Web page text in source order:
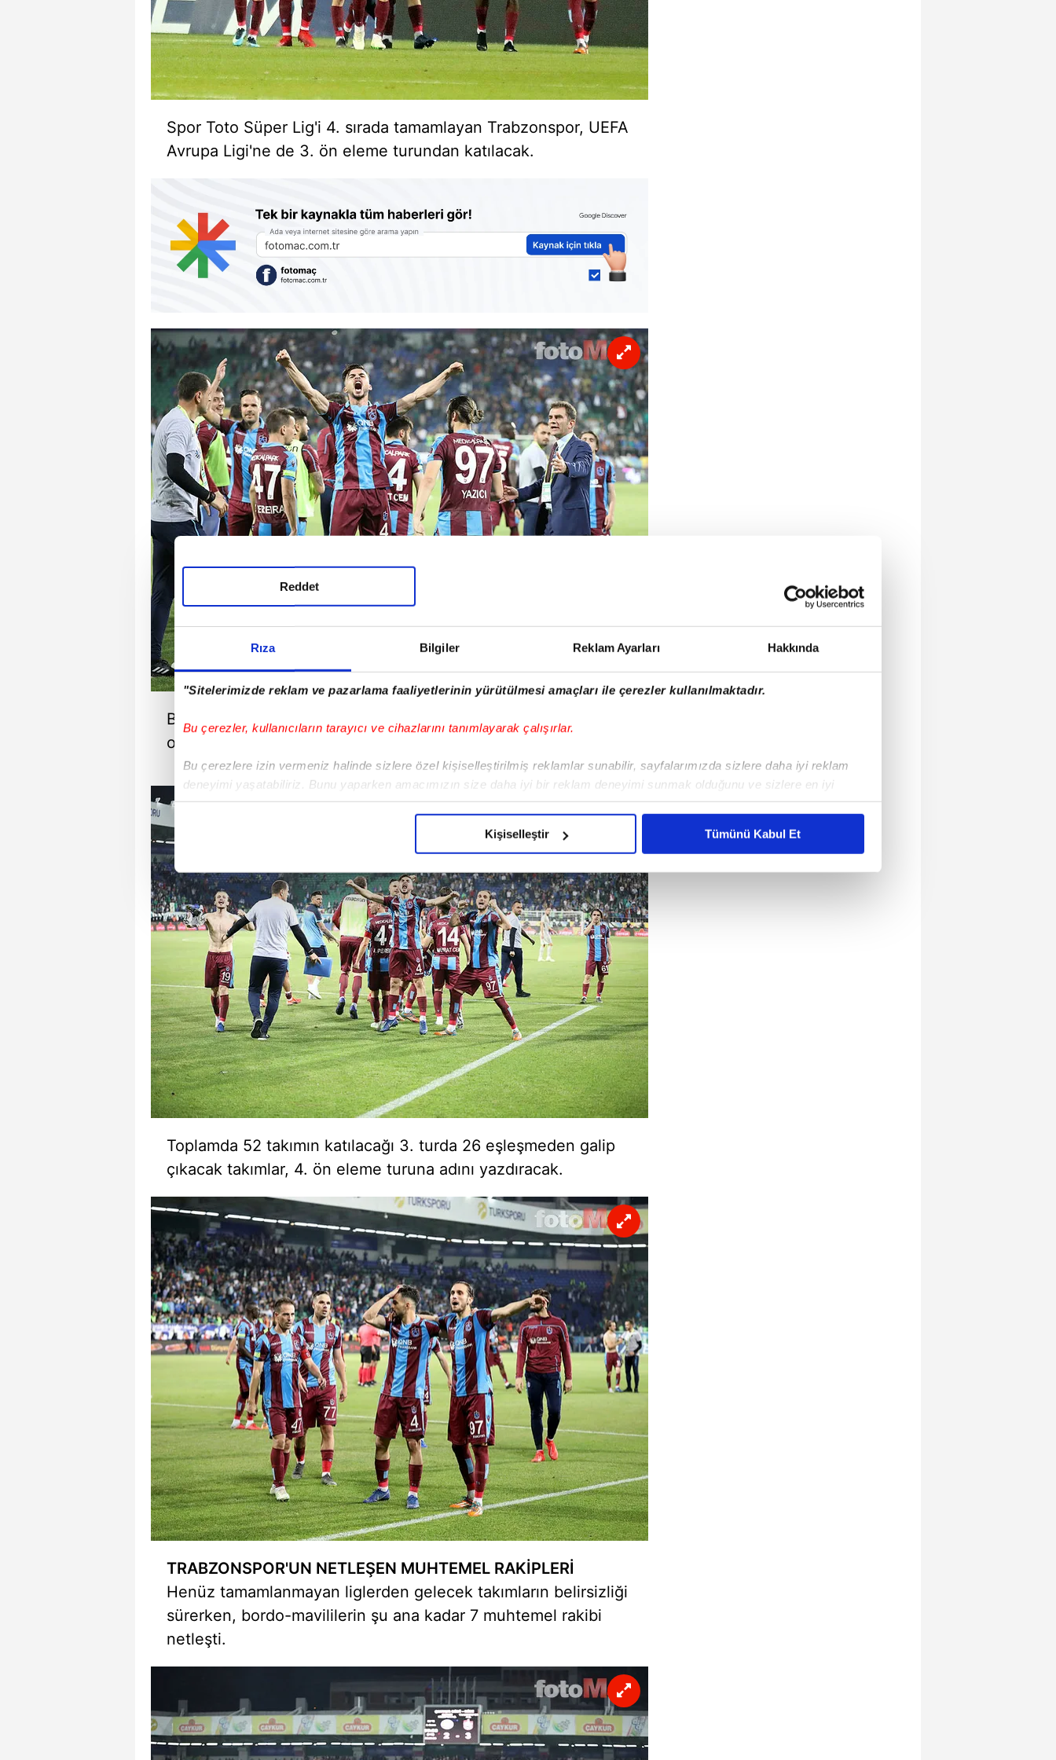
Rıza Bilgiler Reklam Ayarları Hakkında
"Sitelerimizde reklam ve pazarlama faaliyetlerinin yürütülmesi amaçları ile çerezler kullanılmaktadır.
Bu çerezler, kullanıcıların tarayıcı ve cihazlarını tanımlayarak çalışırlar.
Bu çerezlere izin vermeniz halinde sizlere özel kişiselleştirilmiş reklamlar sunabilir, sayfalarımızda sizlere daha iyi reklam
deneyimi yaşatabiliriz. Bunu yaparken amacımızın size daha iyi bir reklam deneyimi sunmak olduğunu ve sizlere en iyi
içerikleri sunabilmek adına elimizden gelen çabayı gösterdiğimizi ve bu noktada, reklamların maliyetlerimizi karşılamak
Sizlere daha iyi bir hizmet sunabilmek için İnternet Sitemizde kendimize ve üçüncü kişilere ait çerezler kullanılmaktadır. Bu
çerezler vasıtasıyla çeşitli kişisel verileriniz işlenmekte olup gerekli olan çerezler bilgi toplumu hizmetlerinin sunulması
amacıyla kullanılmaktadır. Diğer çerezler, sitemizin daha işlevsel kılınması ve kişiselleştirilmesi ve sizlere yönelik
reklam/pazarlama faaliyetlerinin yapılması, amaçlarıyla sınırlı olarak açık rızanız dahilinde kullanılacaktır.
Çerezlere ilişkin tercihlerinizi aşağıda yer alan panel vasıtasıyla belirleyebilirsiniz. Çerezlere ilişkin detaylı bilgi için Ayarlar
butonuna tıklayabilir,Çerez Bilgilendirme Metnimiziziyaret edebilirsiniz.
6698 sayılı Kişisel Verilerin Korunması Kanunu uyarınca hazırlanmış Aydınlatma Metnimizi okumak ve sitemizde ilgili
mevzuata uygun olarak kullanılan çerezlerle ilgili bilgi almak için lütfentıklayınız.
Reddet
Kişiselleştir Tümünü Kabul Et
Spor Toto Süper Lig'i 4. sırada tamamlayan Trabzonspor, UEFA
Avrupa Ligi'ne de 3. ön eleme turundan katılacak.
Bordo-mavililer, UEFA'daki 8,000 puanıyla, bu turda seri başı
olamayacak ve seri başı olarak gelecek takımlarla eşleşecek.
Toplamda 52 takımın katılacağı 3. turda 26 eşleşmeden galip
çıkacak takımlar, 4. ön eleme turuna adını yazdıracak.
TRABZONSPOR'UN NETLEŞEN MUHTEMEL RAKİPLERİ
Henüz tamamlanmayan liglerden gelecek takımların belirsizliği
sürerken, bordo-mavililerin şu ana kadar 7 muhtemel rakibi
netleşti.